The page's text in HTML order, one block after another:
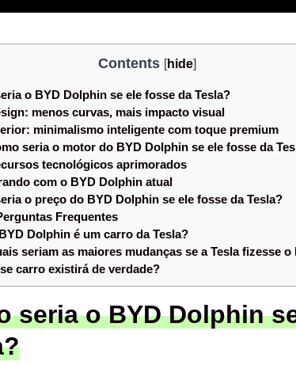
Contents [hide]
o BYD Dolphin se ele fosse da Tesla?
menos curvas, mais impacto visual
minimalismo inteligente com toque premium
seria o motor do BYD Dolphin se ele fosse da
tecnológicos aprimorados
com o BYD Dolphin atual
o preço do BYD Dolphin se ele fosse da Tesla?
Frequentes
Dolphin é um carro da Tesla?
seriam as maiores mudanças se a Tesla fizesse
carro existirá de verdade?
seria o BYD Dolphin